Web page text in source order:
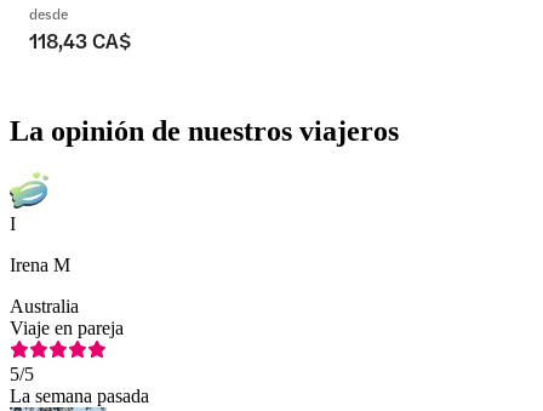
desde
118,43 CA$
La opinión de nuestros viajeros
I
Irena M
Australia
Viaje en pareja
5/5
La semana pasada